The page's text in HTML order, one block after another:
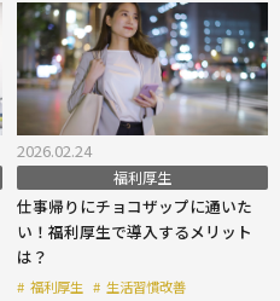
2026.02.24
福利厚生
仕事帰りにチョコザップに通いた
い！福利厚生で導入するメリット
は？
# 福利厚生 # 生活習慣改善